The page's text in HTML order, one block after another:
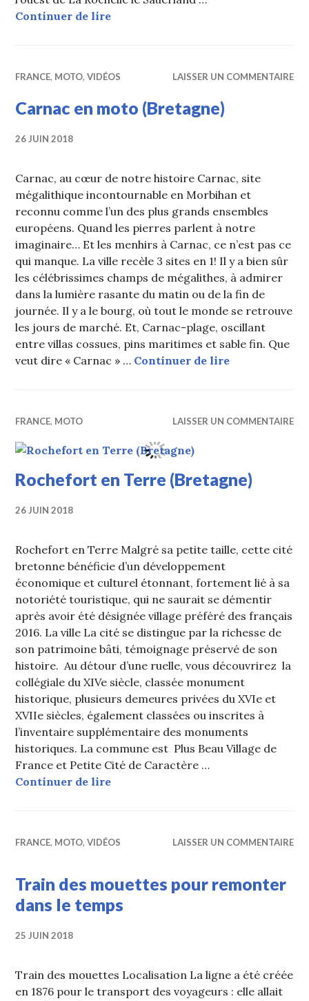
Continuer de lireîle de Ré : Epave le Sauerland
FRANCE, MOTO,VIDÉOS LAISSER UN COMMENTAIRE
Carnac en moto (Bretagne)
26 JUIN 2018
Carnac, au cœur de notre histoire Carnac, site
mégalithique incontournable en Morbihan et
reconnu comme l’un des plus grands ensembles
européens. Quand les pierres parlent à notre
imaginaire… Et les menhirs à Carnac, ce n’est pas ce
qui manque. La ville recèle 3 sites en 1! Il y a bien sûr
les célébrissimes champs de mégalithes, à admirer
dans la lumière rasante du matin ou de la fin de
journée. Il y a le bourg, où tout le monde se retrouve
les jours de marché. Et, Carnac-plage, oscillant
entre villas cossues, pins maritimes et sable fin. Que
veut dire « Carnac » … Continuer de lireCarnac en
FRANCE, MOTO LAISSER UN COMMENTAIRE
Rochefort en Terre (Bretagne)
26 JUIN 2018
Rochefort en Terre Malgré sa petite taille, cette cité
bretonne bénéficie d’un développement
économique et culturel étonnant, fortement lié à sa
notoriété touristique, qui ne saurait se démentir
après avoir été désignée village préféré des français
2016. La ville La cité se distingue par la richesse de
son patrimoine bâti, témoignage préservé de son
histoire. Au détour d’une ruelle, vous découvrirez la
collégiale du XIVe siècle, classée monument
historique, plusieurs demeures privées du XVIe et
XVIIe siècles, également classées ou inscrites à
l’inventaire supplémentaire des monuments
historiques. La commune est Plus Beau Village de
France et Petite Cité de Caractère …
Continuer de lireRochefort en Terre (Bretagne)
FRANCE, MOTO,VIDÉOS LAISSER UN COMMENTAIRE
Train des mouettes pour remonter
dans le temps
25 JUIN 2018
Train des mouettes Localisation La ligne a été créée
en 1876 pour le transport des voyageurs : elle allait